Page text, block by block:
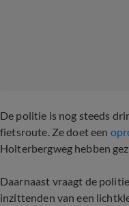
De politie is nog steeds
fietsroute. Ze doet een
Holterbergweg hebben
Daarnaast vraagt de
inzittenden van een